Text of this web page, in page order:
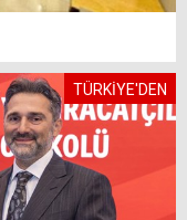
TÜRKİYE'DEN